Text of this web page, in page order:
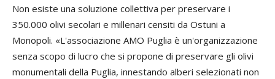
Non esiste una soluzione collettiva per preservare i
350.000 olivi secolari e millenari censiti da Ostuni a
Monopoli. «L'associazione AMO Puglia è un'organizzazione
senza scopo di lucro che si propone di preservare gli olivi
monumentali della Puglia, innestando alberi selezionati non